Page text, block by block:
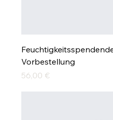
Vorbestellung
Preis
56,00 €